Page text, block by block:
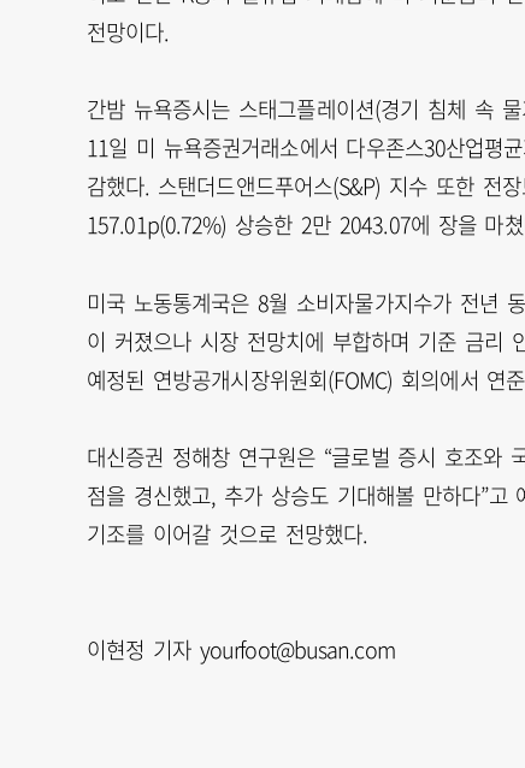
전망이다.
간밤 뉴욕증시는 스태그플레이션(경기 침체 속
11일 미 뉴욕증권거래소에서 다우존스30산업평
감했다. 스탠더드앤드푸어스(S&P) 지수 또한 전
157.01p(0.72%) 상승한 2만 2043.07에 장을 마
미국 노동통계국은 8월 소비자물가지수가 전년
이 커졌으나 시장 전망치에 부합하며 기준 금리
예정된 연방공개시장위원회(FOMC) 회의에서
대신증권 정해창 연구원은 “글로벌 증시 호조와
점을 경신했고, 추가 상승도 기대해볼 만하다”
기조를 이어갈 것으로 전망했다.
이현정 기자 yourfoot@busan.com